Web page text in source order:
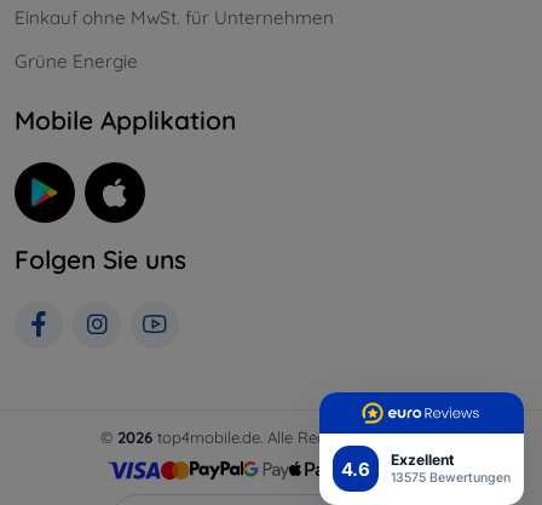
4.6 Exzellent
13575 Bewertungen
Einkauf ohne MwSt. für Unternehmen
Grüne Energie
Mobile Applikation
Folgen Sie uns
© 2026 top4mobile.de. Alle Rechte vorbehalten.